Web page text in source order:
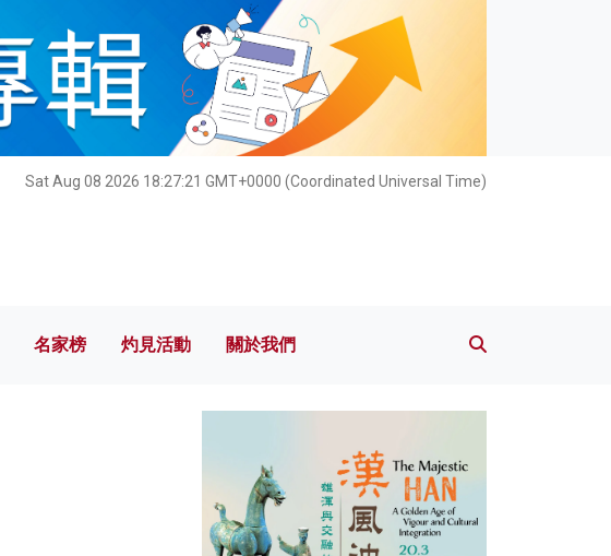
Sat Aug 08 2026 18:27:23 GMT+0000 (Coordinated Universal Time)
名家榜 灼見活動 關於我們
名家榜 灼見活動 關於我們